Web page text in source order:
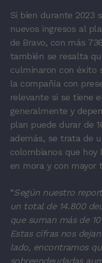
Si bien durante 2023
nuevos ingresos al
de Bravo, con más
también se resalta
culminaron con éxito
la compañía con
relevante si se tiene
generalmente y
plan puede durar de
además, se trata de
colombianos que hoy
en mora y con mayor
“Según nuestro
un total de 14.800
que suman más de
Estas cifras nos
lado, encontramos
sobreendeudadas